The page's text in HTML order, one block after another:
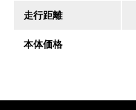
走行距離
本体価格